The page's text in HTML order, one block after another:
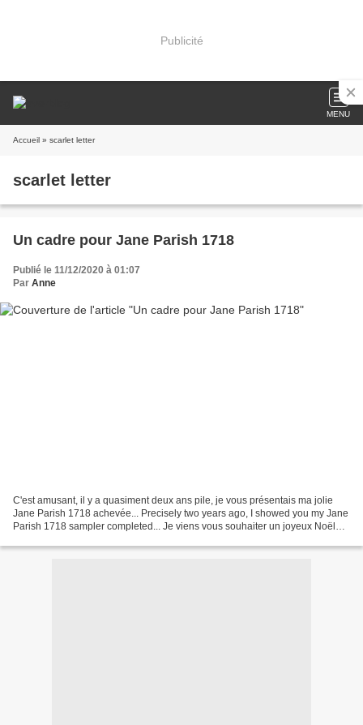
Publicité
MENU
Accueil » scarlet letter
scarlet letter
Un cadre pour Jane Parish 1718
Publié le 11/12/2020 à 01:07
Par Anne
C'est amusant, il y a quasiment deux ans pile, je vous présentais ma jolie
Jane Parish 1718 achevée... Precisely two years ago, I showed you my Jane
Parish 1718 sampler completed... Je viens vous souhaiter un joyeux Noël